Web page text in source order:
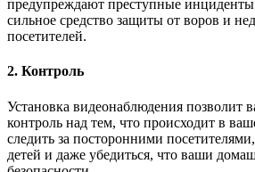
предупреждают преступные
сильное средство защиты от воров и
посетителей.
2. Контроль
Установка видеонаблюдения позволит
контроль над тем, что происходит в
следить за посторонними
детей и даже убедиться, что ваши